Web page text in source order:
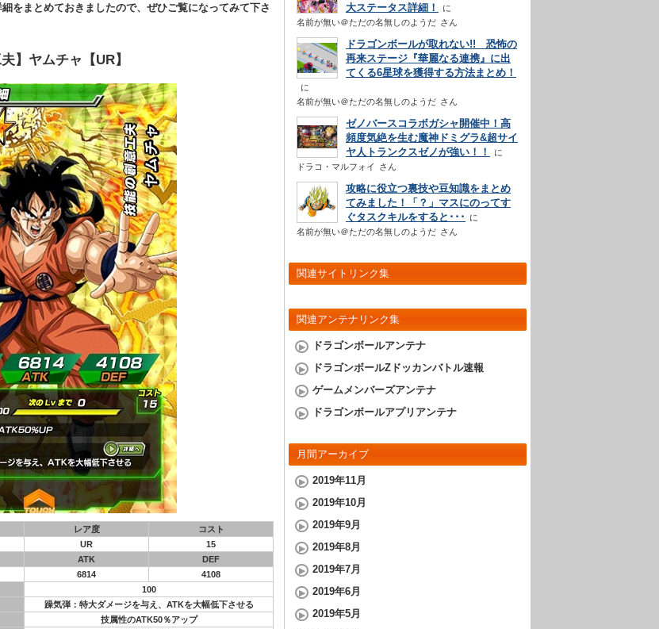
をまとめておきましたので、ぜひご覧になってみて下さ
】ヤムチャ【UR】
レア度
コスト
UR
15
ATK
DEF
6814
4108
100
躁気弾：特大ダメージを与え、ATKを大幅低下させる
技属性のATK50％アップ
大ステータス詳細！
名前が無い＠ただの名無しのようだ さん
ドラゴンボールが取れない!! 恐怖の
再来ステージ『華麗なる連携』に出
てくる6星球を獲得する方法まとめ！
名前が無い＠ただの名無しのようだ さん
ゼノバースコラボガシャ開催中！高
頻度気絶を生む魔神ドミグラ&超サイ
ヤ人トランクスゼノが強い！！
ドラコ・マルフォイ さん
攻略に役立つ裏技や豆知識をまとめ
てみました！「？」マスにのってす
ぐタスクキルをすると･･･
名前が無い＠ただの名無しのようだ さん
関連サイトリンク集
関連アンテナリンク集
ドラゴンボールアンテナ
ドラゴンボールZドッカンバトル速報
ゲームメンバーズアンテナ
ドラゴンボールアプリアンテナ
月間アーカイブ
2019年11月
2019年10月
2019年9月
2019年8月
2019年7月
2019年6月
2019年5月